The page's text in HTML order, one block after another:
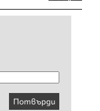
Потвърди